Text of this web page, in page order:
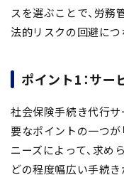
スを選ぶことで、労務
法的リスクの回避につ
ポイント1：サー
社会保険手続き代行
要なポイントの一つが
ニーズによって、求め
どの程度幅広い手続